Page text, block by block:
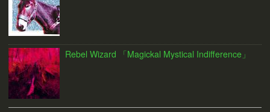
Rebel Wizard 「Magickal Mystical Indifference」